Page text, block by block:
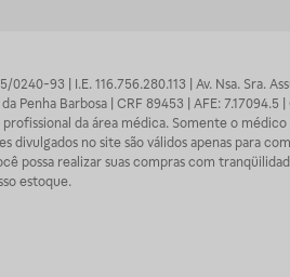
0240-93 | I.E. 116.756.280.113 | Av. Nsa. Sra.
Penha Barbosa | CRF 89453 | AFE:
profissional da área médica. Somente o
divulgados no site são válidos apenas para
possa realizar suas compras com
estoque.